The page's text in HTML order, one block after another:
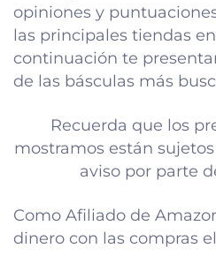
opiniones y
las principales tiendas
continuación te
de las básculas más
Recuerda que los
mostramos están
aviso por parte
Como Afiliado de
dinero con las compras